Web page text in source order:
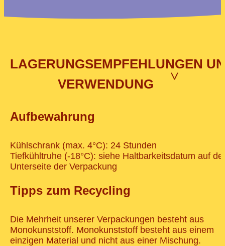
LAGERUNGSEMPFEHLUNGEN
VERWENDUNG
>
Aufbewahrung
Kühlschrank (max. 4°C): 24 Stunden
Tiefkühltruhe (-18°C): siehe Haltbarkeitsdatum auf
Unterseite der Verpackung
Tipps zum Recycling
Die Mehrheit unserer Verpackungen besteht aus
Monokunststoff. Monokunststoff besteht aus einem
einzigen Material und nicht aus einer Mischung.